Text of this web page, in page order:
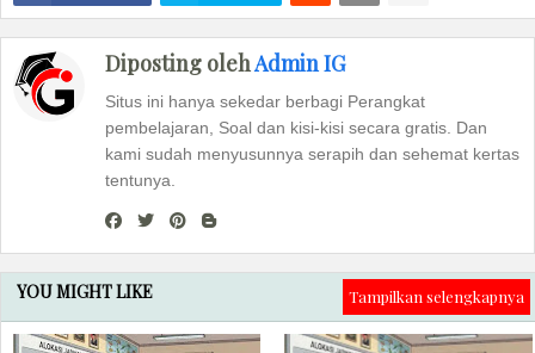
Diposting olehAdmin IG
Situs ini hanya sekedar berbagi Perangkat
pembelajaran, Soal dan kisi-kisi secara gratis. Dan
kami sudah menyusunnya serapih dan sehemat kertas
tentunya.
YOU MIGHT LIKE Tampilkan selengkapnya